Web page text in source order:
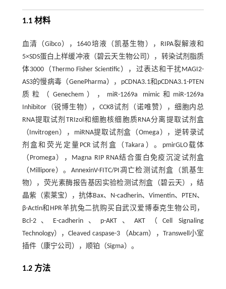
1.1 材料
血清（Gibco），1640培液（凯基生物），RIPA裂解液和
5×SDS蛋白上样缓冲液（碧云天生物公司），转染试剂脂质
体3000（Thermo Fisher Scientific），过表达和干扰MAGI2-
AS3的慢病毒（GenePharma），pCDNA3.1和pCDNA3.1-PTEN
质粒（Genechem），miR-1269a mimic和miR-1269a
Inhibitor（锐博生物），CCK8试剂（诺唯赞），细胞内总
RNA提取试剂TRIzol和细胞核细胞质RNA分离提取试剂盒
（Invitrogen），miRNA提取试剂盒（Omega），逆转录试
剂盒和荧光定量PCR试剂盒（Takara）。pmirGLO载体
（Promega），Magna RIP RNA结合蛋白免疫沉淀试剂盒
（Millipore）。AnnexinV-FITC/PI凋亡检测试剂盒（凯基生
物），荧光素酶报告基因实验检测试剂盒（碧云天），结
晶紫（索莱宝），抗体Bax、N-cadherin、Vimentin、PTEN、
β-Actin和HPR羊抗兔二抗购买自武汉爱博泰克生物公司，
Bcl-2、E-cadherin、p-AKT、AKT（Cell Signaling
Technology），Cleaved caspase-3 （Abcam），Transwell小室
插件（康宁公司），顺铂（Sigma）。
1.2 方法